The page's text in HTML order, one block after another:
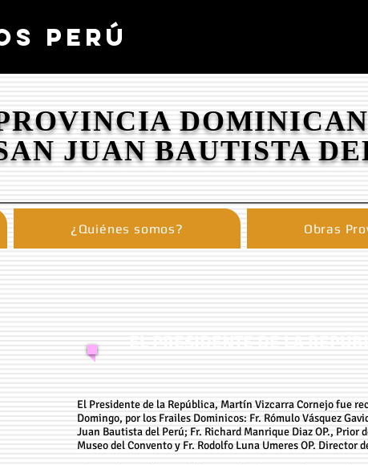
PERÚ
JUAN BAUTISTA
¿Quiénes somos? Obras
El Presidente de la República, Martín Vizcarra Cornejo fue
Domingo, por los Frailes Dominicos: Fr. Rómulo Vásquez
Juan Bautista del Perú; Fr. Richard Manrique Diaz OP., Prior
Museo del Convento y Fr. Rodolfo Luna Umeres OP. Director